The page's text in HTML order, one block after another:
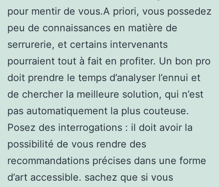
pour mentir de vous.A priori, vous possedez
peu de connaissances en matière de
serrurerie, et certains intervenants
pourraient tout à fait en profiter. Un bon pro
doit prendre le temps d’analyser l’ennui et
de chercher la meilleure solution, qui n’est
pas automatiquement la plus couteuse.
Posez des interrogations : il doit avoir la
possibilité de vous rendre des
recommandations précises dans une forme
d’art accessible. sachez que si vous